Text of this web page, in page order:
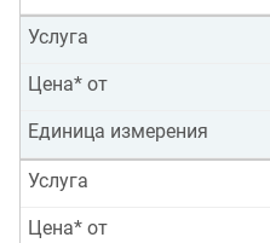
Услуга
Цена* от
Единица измерения
Услуга
Цена* от